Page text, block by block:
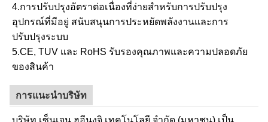
4.การปรับปรุงอัตราต่อเนื่องที่ง่ายสําหรับการปรับปรุง
อุปกรณ์ที่มีอยู่ สนับสนุนการประหยัดพลังงานและการ
ปรับปรุงระบบ
5.CE, TUV และ RoHS รับรองคุณภาพและความปลอดภัย
ของสินค้า
การแนะนําบริษัท
บริษัท เซ็นเจน ฮูอีนงจิ เทคโนโลยี จํากัด (มหาชน) เป็น